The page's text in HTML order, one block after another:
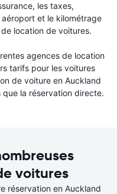
les taxes,
et le kilométrage
location de voitures.
agences de location
tarifs pour les voitures
de voiture en Auckland
que la réservation directe.
voitures
réservation en Auckland